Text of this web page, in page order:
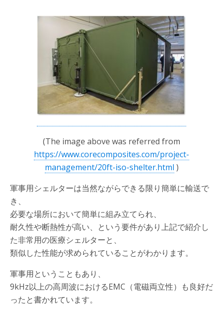
(The image above was referred from
https://www.corecomposites.com/project-
management/20ft-iso-shelter.html )
軍事用シェルターは当然ながらできる限り簡単に輸送で
き、
必要な場所において簡単に組み立てられ、
耐久性や断熱性が高い、という要件があり上記で紹介し
た非常用の医療シェルターと、
類似した性能が求められていることがわかります。
軍事用ということもあり、
9kHz以上の高周波におけるEMC（電磁両立性）も良好だ
ったと書かれています。